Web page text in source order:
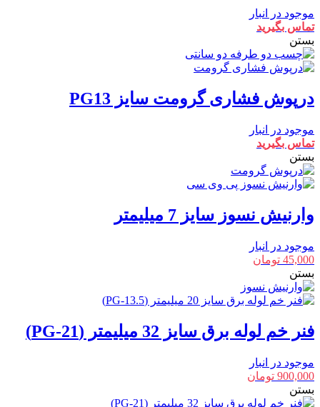
موجود در انبار
تماس بگیرید
بستن
درپوش فشاری گرومت سایز PG13
موجود در انبار
تماس بگیرید
بستن
وارنیش نسوز سایز 7 میلیمتر
موجود در انبار
45,000 تومان
بستن
فنر خم لوله برق سایز 32 میلیمتر (PG-21)
موجود در انبار
900,000 تومان
بستن